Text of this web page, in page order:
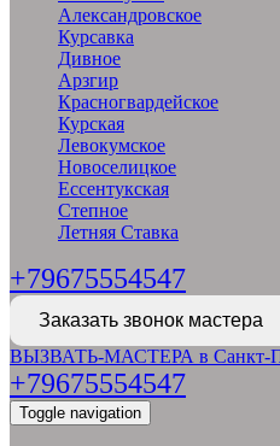
Александровское
Курсавка
Дивное
Арзгир
Красногвардейское
Курская
Левокумское
Новоселицкое
Ессентукская
Степное
Летняя Ставка
+79675554547
Заказать звонок мастера
ВЫЗВАТЬ-МАСТЕРА в Санкт-
+79675554547
Toggle navigation